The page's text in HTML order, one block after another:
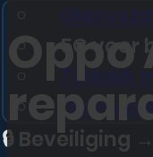
5G voor
Tijdelijk
🔒 Beveiliging →
Oppo